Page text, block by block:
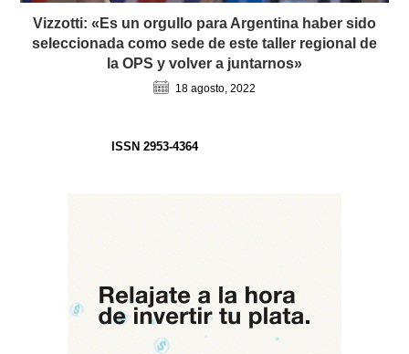
Vizzotti: «Es un orgullo para Argentina haber sido
seleccionada como sede de este taller regional de
la OPS y volver a juntarnos»
18 agosto, 2022
ISSN 2953-4364